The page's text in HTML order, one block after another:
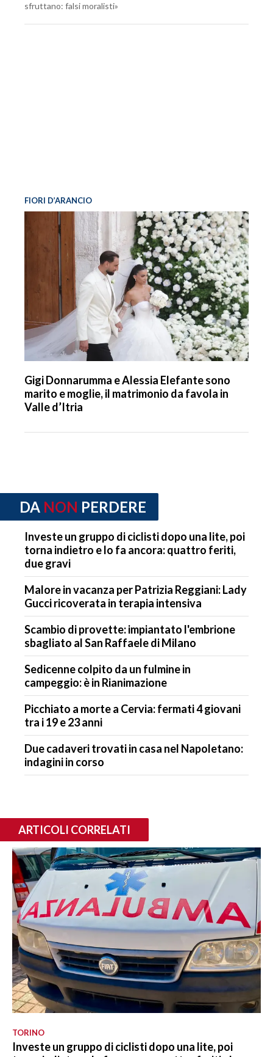
sfruttano: falsi moralisti»
FIORI D’ARANCIO
Gigi Donnarumma e Alessia Elefante sono
marito e moglie, il matrimonio da favola in
Valle d’Itria
DA NON PERDERE
Investe un gruppo di ciclisti dopo una lite, poi
torna indietro e lo fa ancora: quattro feriti,
due gravi
Malore in vacanza per Patrizia Reggiani: Lady
Gucci ricoverata in terapia intensiva
Scambio di provette: impiantato l'embrione
sbagliato al San Raffaele di Milano
Sedicenne colpito da un fulmine in
campeggio: è in Rianimazione
Picchiato a morte a Cervia: fermati 4 giovani
tra i 19 e 23 anni
Due cadaveri trovati in casa nel Napoletano:
indagini in corso
ARTICOLI CORRELATI
TORINO
Investe un gruppo di ciclisti dopo una lite, poi